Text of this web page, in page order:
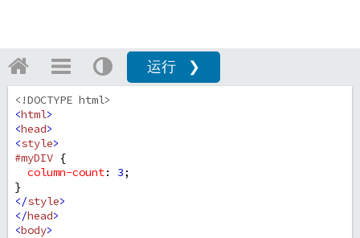
运行 ❯
<!DOCTYPE html>
<html>
<head>
<style>
#myDIV {
column-count: 3;
}
</style>
</head>
<body>